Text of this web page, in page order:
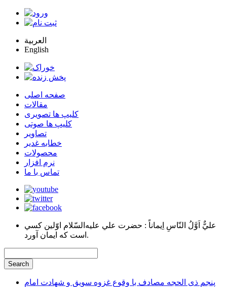
العربية
English
صفحه اصلی
مقالات
کلیپ ها تصویری
کلیپ ها صوتی
تصاویر
خطابه غدیر
محصولات
نرم افزار
تماس با ما
عليٌّ اَوَّلُ النّاسِ اِيماناً : حضرت علي عليه‌السّلام اوّلين كسي
است كه ايمان آورد.
پنجم ذی الحجه مصادف با وقوع غزوه سویق و شهادت امام